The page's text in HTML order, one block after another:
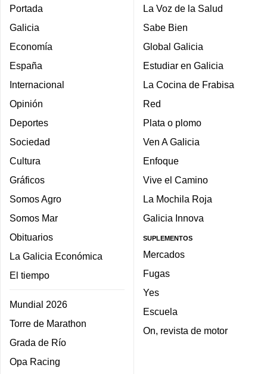
Portada
Galicia
Economía
España
Internacional
Opinión
Deportes
Sociedad
Cultura
Gráficos
Somos Agro
Somos Mar
Obituarios
La Galicia Económica
El tiempo
Mundial 2026
Torre de Marathon
Grada de Río
Opa Racing
La Voz de la Salud
Sabe Bien
Global Galicia
Estudiar en Galicia
La Cocina de Frabisa
Red
Plata o plomo
Ven A Galicia
Enfoque
Vive el Camino
La Mochila Roja
Galicia Innova
SUPLEMENTOS
Mercados
Fugas
Yes
Escuela
On, revista de motor